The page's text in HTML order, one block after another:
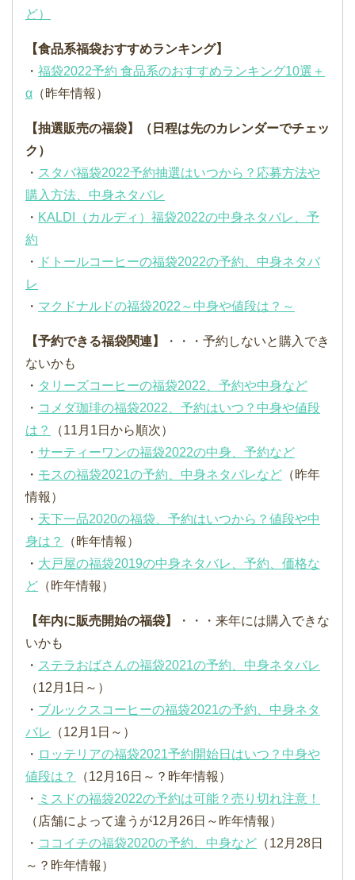
ど）
【食品系福袋おすすめランキング】
・ 福袋2022予約 食品系のおすすめランキング10選＋
α （昨年情報）
【抽選販売の福袋】（日程は先のカレンダーでチェッ
ク）
・ スタバ福袋2022予約抽選はいつから？応募方法や
購入方法、中身ネタバレ
・ KALDI（カルディ）福袋2022の中身ネタバレ、予
約
・
ドトールコーヒーの福袋2022の予約、中身ネタバ
レ
・ マクドナルドの福袋2022～中身や値段は？～
【予約できる福袋関連】
・・・予約しないと購入でき
ないかも
・ タリーズコーヒーの福袋2022、予約や中身など
・ コメダ珈琲の福袋2022、予約はいつ？中身や値段
は？
（11月1日から順次）
・ サーティーワンの福袋2022の中身、予約など
・ モスの福袋2021の予約、中身ネタバレなど （昨年
情報）
・ 天下一品2020の福袋、予約はいつから？値段や中
身は？
（昨年情報）
・ 大戸屋の福袋2019の中身ネタバレ、予約、価格な
ど （昨年情報）
【年内に販売開始の福袋】
・・・来年には購入できな
いかも
・ ステラおばさんの福袋2021の予約、中身ネタバレ
（12月1日～）
・ ブルックスコーヒーの福袋2021の予約、中身ネタ
バレ
（12月1日～）
・ ロッテリアの福袋2021予約開始日はいつ？中身や
値段は？
（12月16日～？昨年情報）
・ ミスドの福袋2022の予約は可能？売り切れ注意！
（店舗によって違うが12月26日～昨年情報）
・ ココイチの福袋2020の予約、中身など （12月28日
～？昨年情報）